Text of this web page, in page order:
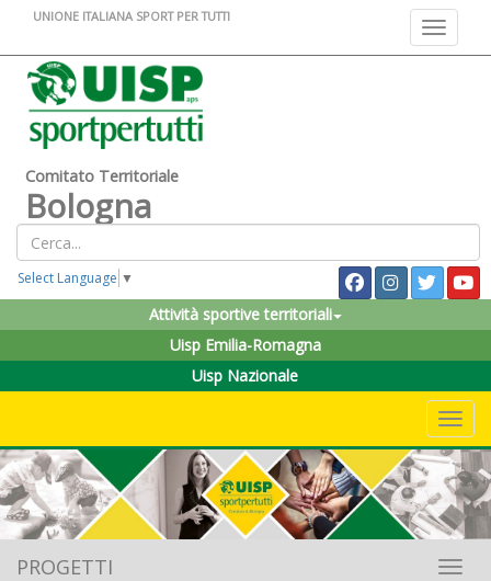
Toggle
UNIONE ITALIANA SPORT PER TUTTI
Comitato Territoriale
Bologna
Select Language ▼
Attività sportive territoriali
Uisp Emilia-Romagna
Uisp Nazionale
PROGETTI